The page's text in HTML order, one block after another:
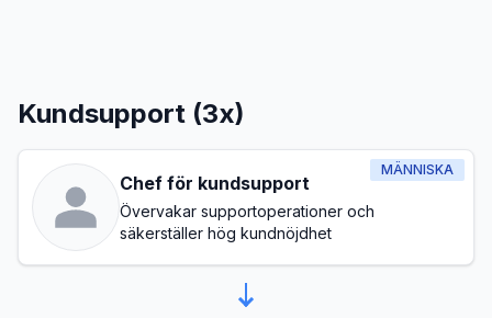
Kundsupport (3x)
MÄNNISKA
Chef för kundsupport
Övervakar supportoperationer och
säkerställer hög kundnöjdhet